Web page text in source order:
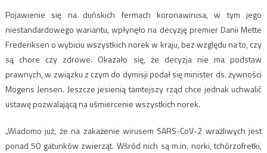
Pojawienie się na duńskich fermach koronawirusa, w tym jego
niestandardowego wariantu, wpłynęło na decyzję premier Danii Mette
Frederiksen o wybiciu wszystkich norek w kraju, bez względu na to, czy
są chore czy zdrowe. Okazało się, że decyzja nie ma podstaw
prawnych, w związku z czym do dymisji podał się minister ds. żywności
Mogens Jensen. Jeszcze jesienią tamtejszy rząd chce jednak uchwalić
ustawę pozwalającą na uśmiercenie wszystkich norek.
„Wiadomo już, że na zakażenie wirusem SARS-CoV-2 wrażliwych jest
ponad 50 gatunków zwierząt. Wśród nich są m.in. norki, tchórzofretki,